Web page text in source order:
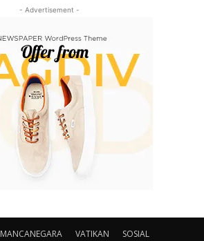
- Advertisement -
MANCANEGARA VATIKAN SOSIAL